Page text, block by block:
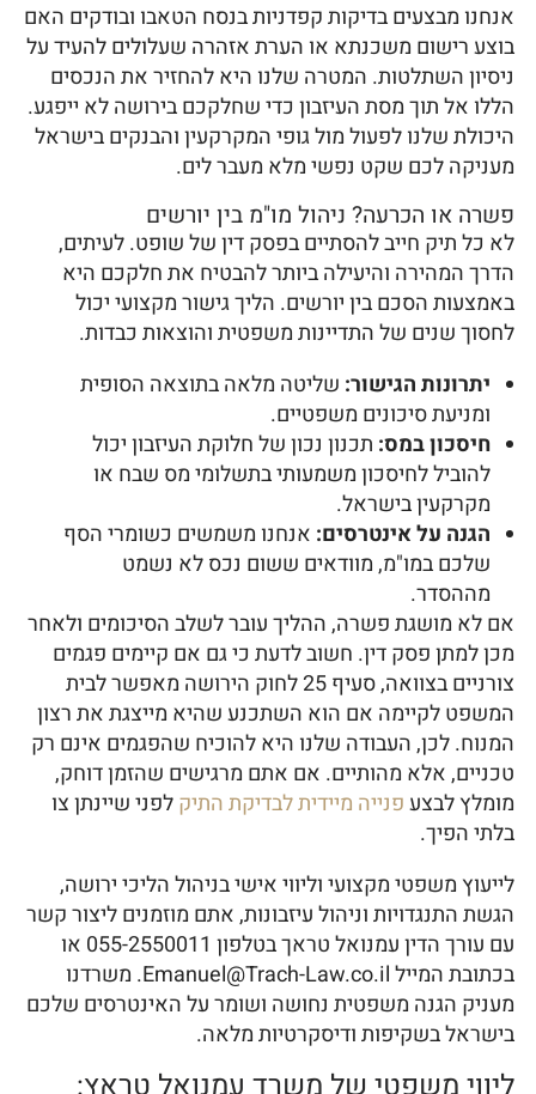
אנחנו מבצעים בדיקות קפדניות בנסח הטאבו ובודקים האם
בוצע רישום משכנתא או הערת אזהרה שעלולים להעיד על
ניסיון השתלטות. המטרה שלנו היא להחזיר את הנכסים
הללו אל תוך מסת העיזבון כדי שחלקכם בירושה לא ייפגע.
היכולת שלנו לפעול מול גופי המקרקעין והבנקים בישראל
מעניקה לכם שקט נפשי מלא מעבר לים.
פשרה או הכרעה? ניהול מו"מ בין יורשים
לא כל תיק חייב להסתיים בפסק דין של שופט. לעיתים,
הדרך המהירה והיעילה ביותר להבטיח את חלקכם היא
באמצעות הסכם בין יורשים. הליך גישור מקצועי יכול
לחסוך שנים של התדיינות משפטית והוצאות כבדות.
יתרונות הגישור: שליטה מלאה בתוצאה הסופית
ומניעת סיכונים משפטיים.
חיסכון במס: תכנון נכון של חלוקת העיזבון יכול
להוביל לחיסכון משמעותי בתשלומי מס שבח או
מקרקעין בישראל.
הגנה על אינטרסים: אנחנו משמשים כשומרי הסף
שלכם במו"מ, מוודאים ששום נכס לא נשמט
מההסדר.
אם לא מושגת פשרה, ההליך עובר לשלב הסיכומים ולאחר
מכן למתן פסק דין. חשוב לדעת כי גם אם קיימים פגמים
צורניים בצוואה, סעיף 25 לחוק הירושה מאפשר לבית
המשפט לקיימה אם הוא השתכנע שהיא מייצגת את רצון
המנוח. לכן, העבודה שלנו היא להוכיח שהפגמים אינם רק
טכניים, אלא מהותיים. אם אתם מרגישים שהזמן דוחק,
מומלץ לבצעפנייה מיידית לבדיקת התיקלפני שיינתן צו
בלתי הפיך.
לייעוץ משפטי מקצועי וליווי אישי בניהול הליכי ירושה,
הגשת התנגדויות וניהול עיזבונות, אתם מוזמנים ליצור קשר
עם עורך הדין עמנואל טראך בטלפון 055-2550011 או
בכתובת המייל Emanuel@Trach-Law.co.il. משרדנו
מעניק הגנה משפטית נחושה ושומר על האינטרסים שלכם
בישראל בשקיפות ודיסקרטיות מלאה.